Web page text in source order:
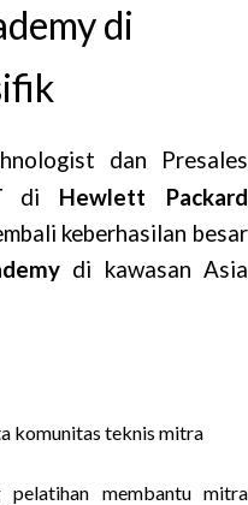
di
dan Presales
di Hewlett Packard
keberhasilan besar
di kawasan Asia
komunitas teknis mitra
pelatihan membantu mitra